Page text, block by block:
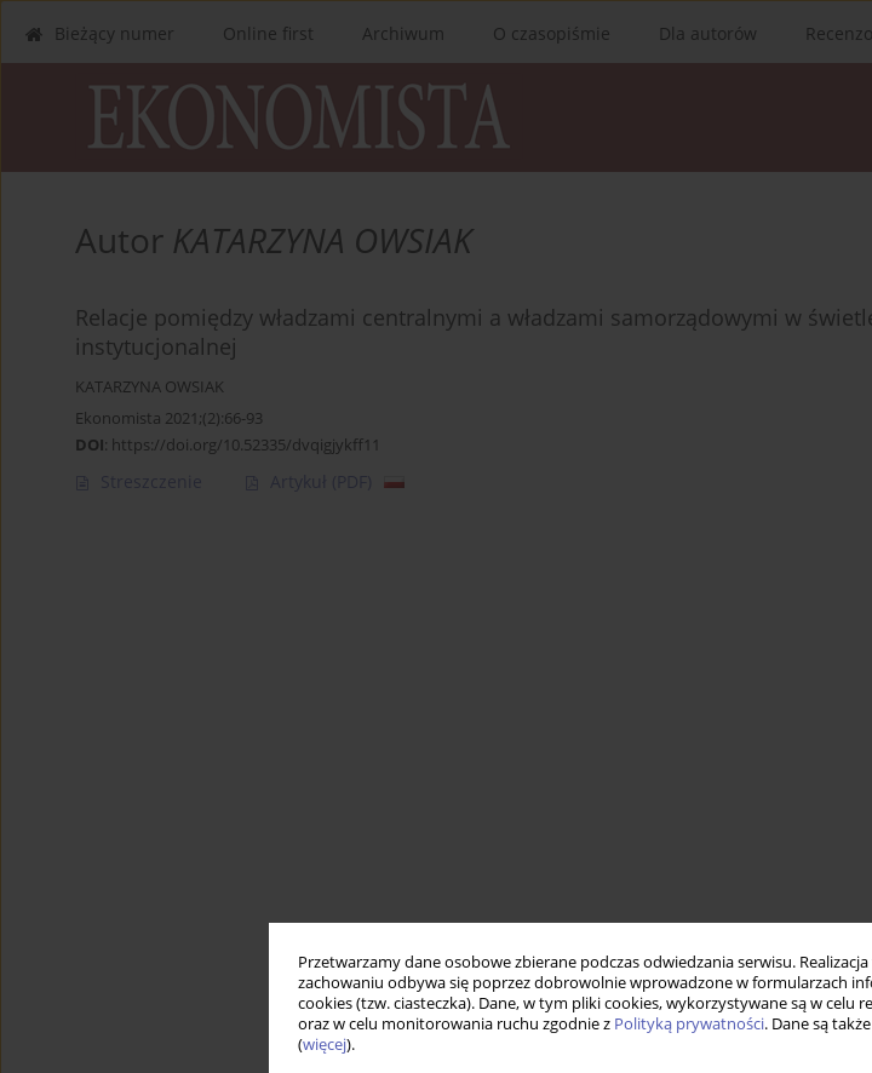
Przetwarzamy dane osobowe zbierane podczas odwiedzania serwisu.
zachowaniu odbywa się poprzez dobrowolnie wprowadzone w formularzach
cookies (tzw. ciasteczka). Dane, w tym pliki cookies, wykorzystywane są w celu
oraz w celu monitorowania ruchu zgodnie z Polityką prywatności. Dane są
(więcej).
Bieżący numer Online first Archiwum O czasopiśmie Dla autorów
Autor KATARZYNA OWSIAK
Relacje pomiędzy władzami centralnymi a władzami samorządowymi w
instytucjonalnej
KATARZYNA OWSIAK
Ekonomista 2021;(2):66-93
DOI: https://doi.org/10.52335/dvqigjykff11
Streszczenie Artykuł (PDF)